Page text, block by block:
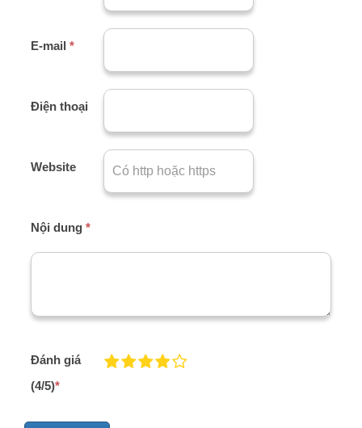
E-mail *
Điện thoại
Website
Nội dung *
Đánh giá
(4/5)*